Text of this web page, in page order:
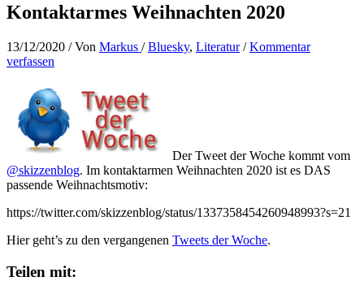
Kontaktarmes Weihnachten 2020
13/12/2020 / Von Markus /Bluesky, Literatur/Kommentar
verfassen
Der Tweet der Woche kommt vom
@skizzenblog. Im kontaktarmen Weihnachten 2020 ist es DAS
passende Weihnachtsmotiv:
https://twitter.com/skizzenblog/status/1337358454260948993?s=21
Hier geht’s zu den vergangenen Tweets der Woche.
Teilen mit: